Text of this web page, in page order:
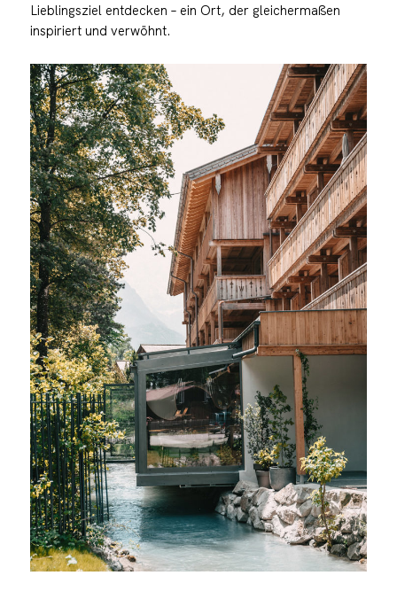
Lieblingsziel entdecken – ein Ort, der gleichermaßen
inspiriert und verwöhnt.